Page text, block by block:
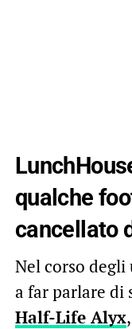
qualche
cancellato
Nel corso
a far parlare di
Half-Life Alyx